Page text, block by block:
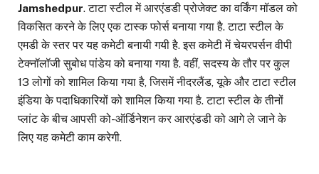
Jamshedpur. टाटा स्टील में आरएंडडी प्रोजेक्ट का वर्किंग मॉडल को
विकसित करने के लिए एक टास्क फोर्स बनाया गया है. टाटा स्टील के
एमडी के स्तर पर यह कमेटी बनायी गयी है. इस कमेटी में चेयरपर्सन वीपी
टेक्नॉलॉजी सुबोध पांडेय को बनाया गया है. वहीं, सदस्य के तौर पर कुल
13 लोगों को शामिल किया गया है, जिसमें नीदरलैंड, यूके और टाटा स्टील
इंडिया के पदाधिकारियों को शामिल किया गया है. टाटा स्टील के तीनों
प्लांट के बीच आपसी को-ऑर्डिनेशन कर आरएंडडी को आगे ले जाने के
लिए यह कमेटी काम करेगी.